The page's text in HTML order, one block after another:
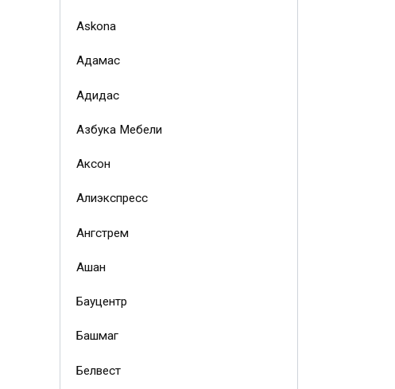
Askona
Адамас
Адидас
Азбука Мебели
Аксон
Алиэкспресс
Ангстрем
Ашан
Бауцентр
Башмаг
Белвест